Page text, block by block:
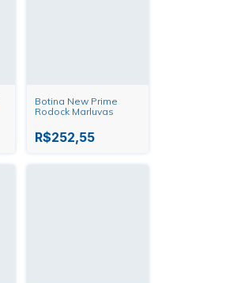
Botina New Prime
Rodock Marluvas
R$252,55